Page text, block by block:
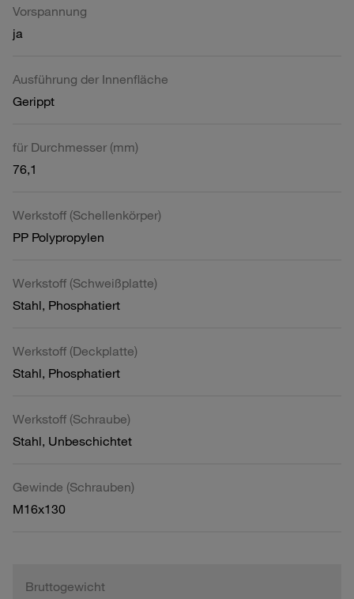
Vorspannung
ja
Ausführung der Innenfläche
Gerippt
für Durchmesser (mm)
76,1
Werkstoff (Schellenkörper)
PP Polypropylen
Werkstoff (Schweißplatte)
Stahl, Phosphatiert
Werkstoff (Deckplatte)
Stahl, Phosphatiert
Werkstoff (Schraube)
Stahl, Unbeschichtet
Gewinde (Schrauben)
M16x130
Bruttogewicht